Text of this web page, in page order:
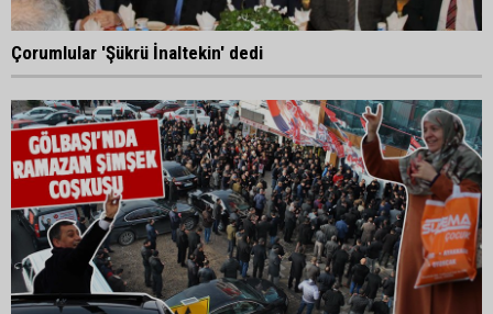
Çorumlular 'Şükrü İnaltekin' dedi